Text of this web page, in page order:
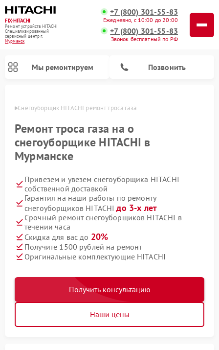
FIX-HITACHI
Ремонт устройств HITACHI
Специализированный
cервисный центр г.
Мурманск
+7 (800) 301-55-83
Ежедневно, с 10:00 до 20:00
+7 (800) 301-55-83
Звонок бесплатный по РФ
Мы ремонтируем Позвонить
Снегоуборщик HITACHI ремонт троса газа
Ремонт троса газа на о
снегоуборщике HITACHI в
Мурманске
Привезем и увезем снегоуборщика HITACHI
собственной доставкой
Гарантия на наши работы по ремонту
снегоуборщиков HITACHIдо 3-х лет
Срочный ремонт снегоуборщиков HITACHI в
течении часа
Скидка для вас до 20%
Получите 1500 рублей на ремонт
Оригинальные комплектующие HITACHI
Получить консультацию
Наши цены